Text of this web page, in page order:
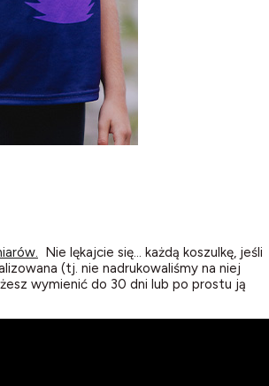
Nie lękajcie się... każdą koszulkę, jeśli
(tj. nie nadrukowaliśmy na niej
wymienić do 30 dni lub po prostu ją